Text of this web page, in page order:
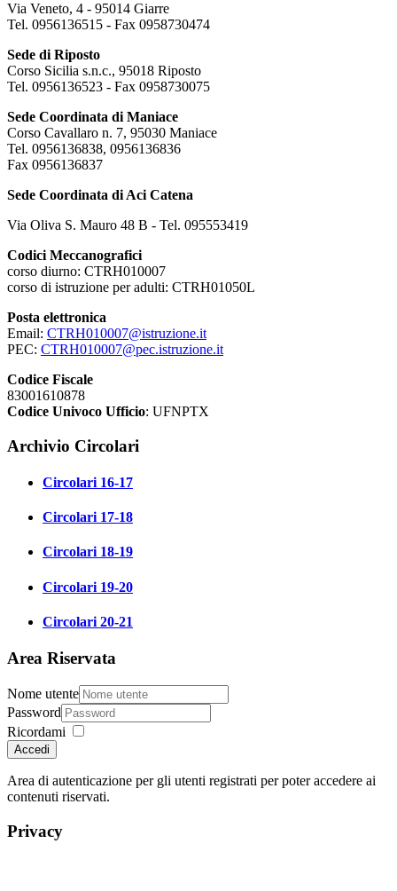
Via Veneto, 4 - 95014 Giarre
Tel. 0956136515 - Fax 0958730474
Sede di Riposto
Corso Sicilia s.n.c., 95018 Riposto
Tel. 0956136523 - Fax 0958730075
Sede Coordinata di Maniace
Corso Cavallaro n. 7, 95030 Maniace
Tel. 0956136838, 0956136836
Fax 0956136837
Sede Coordinata di Aci Catena
Via Oliva S. Mauro 48 B - Tel. 095553419
Codici Meccanografici
corso diurno: CTRH010007
corso di istruzione per adulti: CTRH01050L
Posta elettronica
Email: CTRH010007@istruzione.it
PEC: CTRH010007@pec.istruzione.it
Codice Fiscale
83001610878
Codice Univoco Ufficio: UFNPTX
Archivio Circolari
Circolari 16-17
Circolari 17-18
Circolari 18-19
Circolari 19-20
Circolari 20-21
Area Riservata
Nome utente
Password
Ricordami
Accedi
Area di autenticazione per gli utenti registrati per poter accedere ai
contenuti riservati.
Privacy